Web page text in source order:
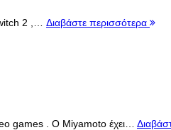
2 ,… Διαβάστε περισσότερα
games . Ο Miyamoto έχει…